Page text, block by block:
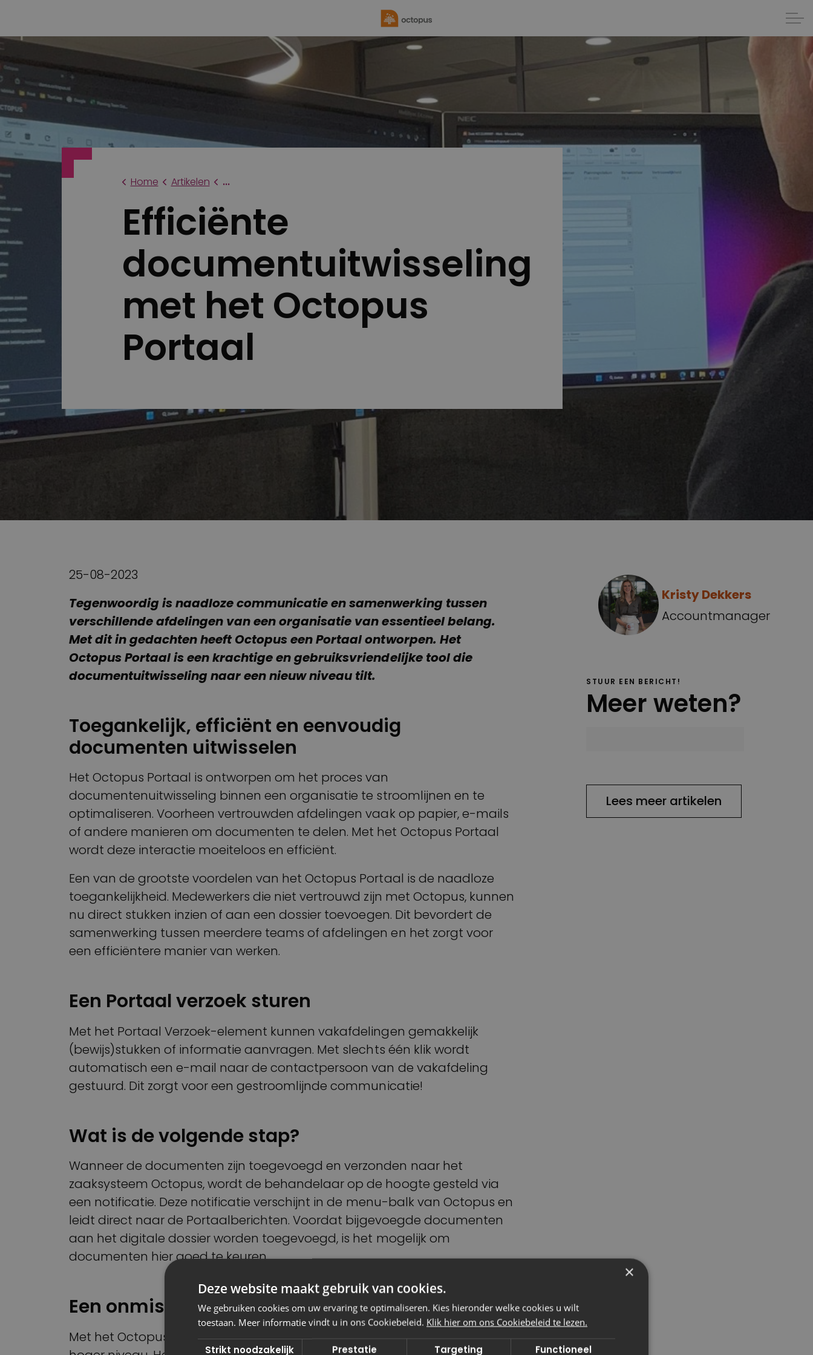
Home Artikelen ...
Efficiënte
documentuitwisseling
met het Octopus
Portaal
25-08-2023
Tegenwoordig is naadloze communicatie en samenwerking tussen
verschillende afdelingen van een organisatie van essentieel belang.
Met dit in gedachten heeft Octopus een Portaal ontworpen. Het
Octopus Portaal is een krachtige en gebruiksvriendelijke tool die
documentuitwisseling naar een nieuw niveau tilt.
Toegankelijk, efficiënt en eenvoudig
documenten uitwisselen
Het Octopus Portaal is ontworpen om het proces van
documentenuitwisseling binnen een organisatie te stroomlijnen en te
optimaliseren. Voorheen vertrouwden afdelingen vaak op papier, e-mails
of andere manieren om documenten te delen. Met het Octopus Portaal
wordt deze interactie moeiteloos en efficiënt.
Een van de grootste voordelen van het Octopus Portaal is de naadloze
toegankelijkheid. Medewerkers die niet vertrouwd zijn met Octopus, kunnen
nu direct stukken inzien of aan een dossier toevoegen. Dit bevordert de
samenwerking tussen meerdere teams of afdelingen en het zorgt voor
een efficiëntere manier van werken.
Een Portaal verzoek sturen
Met het Portaal Verzoek-element kunnen vakafdelingen gemakkelijk
(bewijs)stukken of informatie aanvragen. Met slechts één klik wordt
automatisch een e-mail naar de contactpersoon van de vakafdeling
gestuurd. Dit zorgt voor een gestroomlijnde communicatie!
Wat is de volgende stap?
Wanneer de documenten zijn toegevoegd en verzonden naar het
zaaksysteem Octopus, wordt de behandelaar op de hoogte gesteld via
een notificatie. Deze notificatie verschijnt in de menu-balk van Octopus en
leidt direct naar de Portaalberichten. Voordat bijgevoegde documenten
aan het digitale dossier worden toegevoegd, is het mogelijk om
documenten hier goed te keuren.
Een onmisbare tool
Met het Octopus Portaal breng je de interne samenwerking naar een
Kristy Dekkers
Accountmanager
STUUR EEN BERICHT!
Meer weten?
Lees meer artikelen
×
Deze website maakt gebruik van cookies.
We gebruiken cookies om uw ervaring te optimaliseren. Kies hieronder welke cookies u wilt
toestaan. Meer informatie vindt u in ons Cookiebeleid. Klik hier om ons Cookiebeleid te lezen.
Strikt noodzakelijk Prestatie Targeting Functioneel